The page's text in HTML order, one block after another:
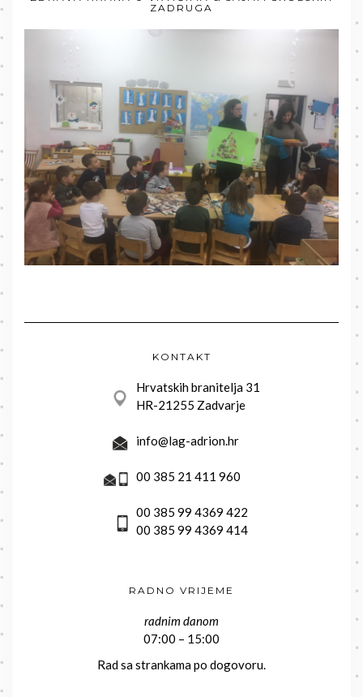
ZADRUGA
KONTAKT
Hrvatskih branitelja 31
HR-21255 Zadvarje
info@lag-adrion.hr
00 385 21 411 960
00 385 99 4369 422
00 385 99 4369 414
RADNO VRIJEME
radnim danom
07:00 – 15:00
Rad sa strankama po dogovoru.